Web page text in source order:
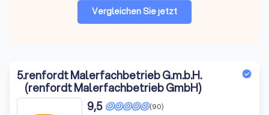
Vergleichen Sie jetzt
5.renfordt Malerfachbetrieb G.m.b.H.
(renfordt Malerfachbetrieb GmbH)
(90)
9,5